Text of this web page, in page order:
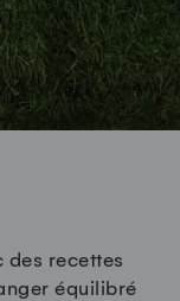
des recettes
équilibré